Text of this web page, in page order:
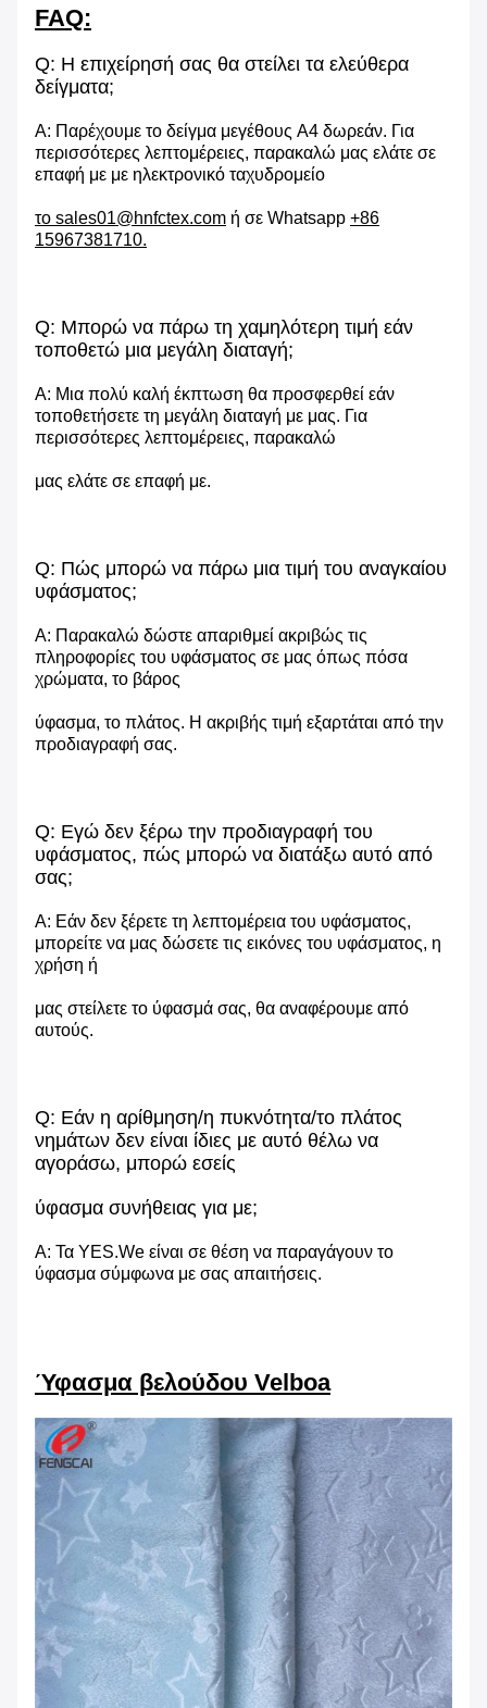
FAQ:
Q: Η επιχείρησή σας θα στείλει τα ελεύθερα
δείγματα;
Α: Παρέχουμε το δείγμα μεγέθους A4 δωρεάν. Για
περισσότερες λεπτομέρειες, παρακαλώ μας ελάτε σε
επαφή με με ηλεκτρονικό ταχυδρομείο
το sales01@hnfctex.com ή σε Whatsapp +86
15967381710.
Q: Μπορώ να πάρω τη χαμηλότερη τιμή εάν
τοποθετώ μια μεγάλη διαταγή;
Α: Μια πολύ καλή έκπτωση θα προσφερθεί εάν
τοποθετήσετε τη μεγάλη διαταγή με μας. Για
περισσότερες λεπτομέρειες, παρακαλώ
μας ελάτε σε επαφή με.
Q: Πώς μπορώ να πάρω μια τιμή του αναγκαίου
υφάσματος;
Α: Παρακαλώ δώστε απαριθμεί ακριβώς τις
πληροφορίες του υφάσματος σε μας όπως πόσα
χρώματα, το βάρος
ύφασμα, το πλάτος. Η ακριβής τιμή εξαρτάται από την
προδιαγραφή σας.
Q: Εγώ δεν ξέρω την προδιαγραφή του
υφάσματος, πώς μπορώ να διατάξω αυτό από
σας;
Α: Εάν δεν ξέρετε τη λεπτομέρεια του υφάσματος,
μπορείτε να μας δώσετε τις εικόνες του υφάσματος, η
χρήση ή
μας στείλετε το ύφασμά σας, θα αναφέρουμε από
αυτούς.
Q: Εάν η αρίθμηση/η πυκνότητα/το πλάτος
νημάτων δεν είναι ίδιες με αυτό θέλω να
αγοράσω, μπορώ εσείς
ύφασμα συνήθειας για με;
Α: Τα YES.We είναι σε θέση να παραγάγουν το
ύφασμα σύμφωνα με σας απαιτήσεις.
Ύφασμα βελούδου Velboa